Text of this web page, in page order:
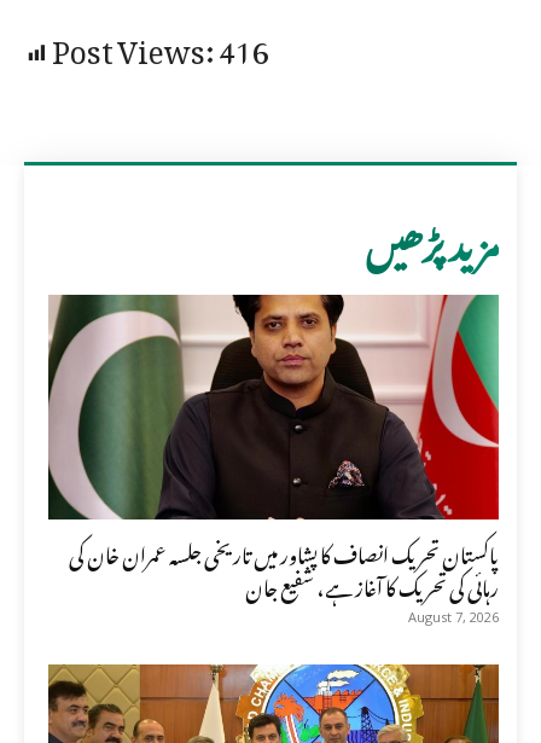
Post Views:416
مزید پڑھیں
پاکستان تحریک انصاف کا پشاور میں تاریخی جلسہ عمران خان کی
رہائی کی تحریک کا آغاز ہے، شفیع جان
August 7, 2026